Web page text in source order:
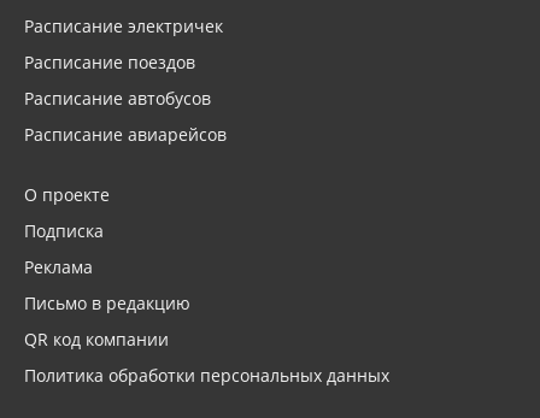
Расписание электричек
Расписание поездов
Расписание автобусов
Расписание авиарейсов
О проекте
Подписка
Реклама
Письмо в редакцию
QR код компании
Политика обработки персональных данных